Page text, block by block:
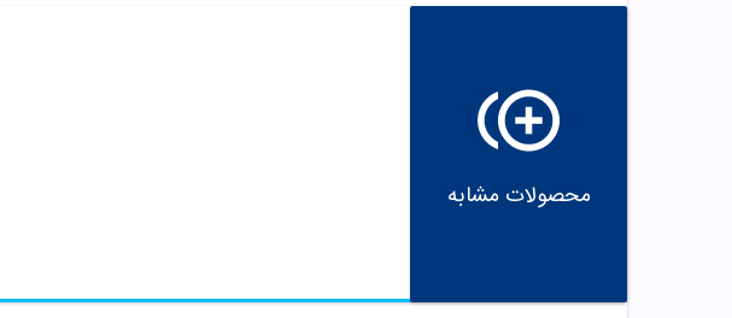
محصولات مشابه